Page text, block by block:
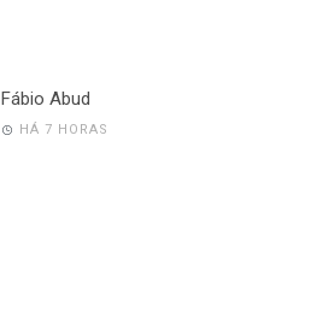
Fábio Abud
HÁ 7 HORAS